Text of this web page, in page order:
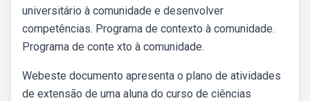
universitário à comunidade e desenvolver
competências. Programa de contexto à comunidade.
Programa de conte xto à comunidade.
Webeste documento apresenta o plano de atividades
de extensão de uma aluna do curso de ciências